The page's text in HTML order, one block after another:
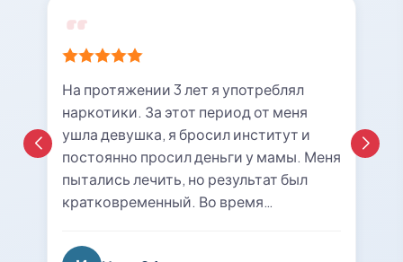
На протяжении 3 лет я употреблял
наркотики. За этот период от меня
ушла девушка, я бросил институт и
постоянно просил деньги у мамы. Меня
пытались лечить, но результат был
кратковременный. Во время
центра «21rehab». Беседа с наркологом